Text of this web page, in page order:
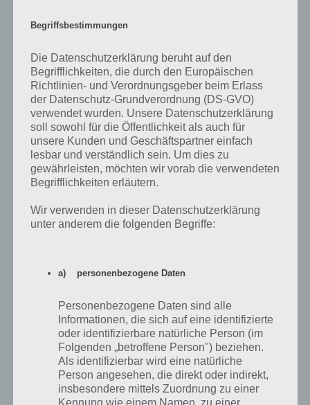
Nun geht man zum Bild, wo sich der Stuhl befindet. Im linken Bild
haben wir nochmal das zusammengesetzte Item. Auf der rechten
Seite seht ihr, dass wir den Stuhl in die Mitte geschoben haben.
Damit kommen wir oben an der KLampe an. Nun bauen wir unser
neues Item in die Lampe ein.
Begriffsbestimmungen
Die Datenschutzerklärung beruht auf den
Begrifflichkeiten, die durch den Europäischen
Richtlinien- und Verordnungsgeber beim Erlass
der Datenschutz-Grundverordnung (DS-GVO)
verwendet wurden. Unsere Datenschutzerklärung
soll sowohl für die Öffentlichkeit als auch für
unsere Kunden und Geschäftspartner einfach
lesbar und verständlich sein. Um dies zu
gewährleisten, möchten wir vorab die verwendeten
Begrifflichkeiten erläutern.
Wir verwenden in dieser Datenschutzerklärung
unter anderem die folgenden Begriffe:
a) personenbezogene Daten
Personenbezogene Daten sind alle
Informationen, die sich auf eine identifizierte
oder identifizierbare natürliche Person (im
Folgenden „betroffene Person") beziehen.
Als identifizierbar wird eine natürliche
Person angesehen, die direkt oder indirekt,
insbesondere mittels Zuordnung zu einer